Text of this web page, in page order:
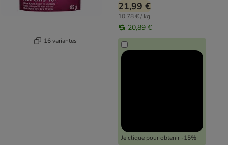
16 variantes
21,99 €
10,78 € / kg
20,89 €
Je clique pour obtenir -15%